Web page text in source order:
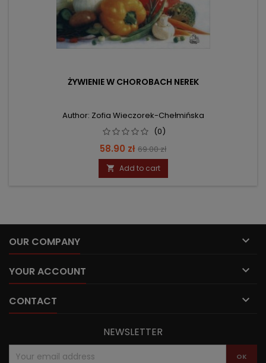
ŻYWIENIE W CHOROBACH NEREK
Author: Zofia Wieczorek-Chełmińska
(0)
Price
58.90 zł Regular
price
69.00 zł
 Add to cart
OUR COMPANY 
YOUR ACCOUNT 
CONTACT 
NEWSLETTER